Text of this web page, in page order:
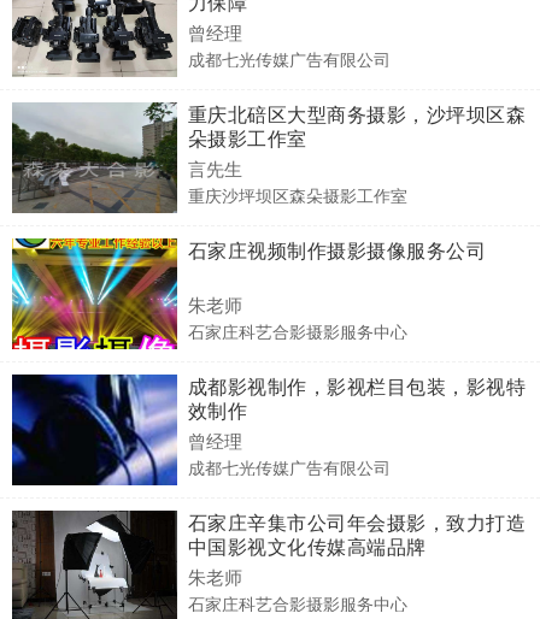
曾经理
成都七光传媒广告有限公司
重庆北碚区大型商务摄影，沙坪坝区森
朵摄影工作室
言先生
重庆沙坪坝区森朵摄影工作室
石家庄视频制作摄影摄像服务公司
朱老师
石家庄科艺合影摄影服务中心
成都影视制作，影视栏目包装，影视特
效制作
曾经理
成都七光传媒广告有限公司
石家庄辛集市公司年会摄影，致力打造
中国影视文化传媒高端品牌
朱老师
石家庄科艺合影摄影服务中心